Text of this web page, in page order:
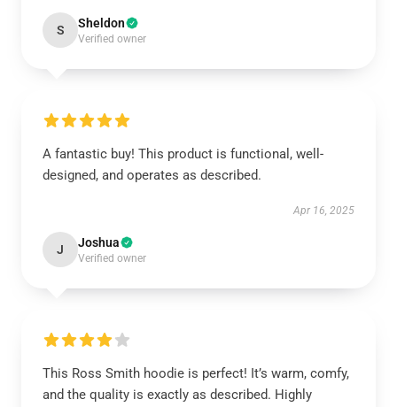
S Sheldon
Verified owner
A fantastic buy! This product is functional, well-
designed, and operates as described.
Apr 16, 2025
J Joshua
Verified owner
This Ross Smith hoodie is perfect! It’s warm, comfy,
and the quality is exactly as described. Highly